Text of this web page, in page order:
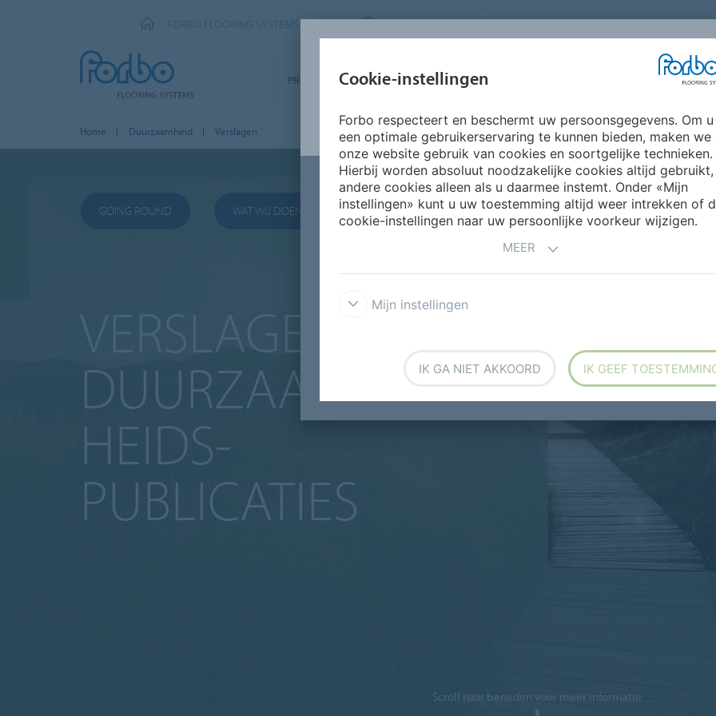
NETHERLANDS
PRODUCTEN SEGMENTEN
INSPIRATIE &
REFERENTIES
DUURZAAMHEID
Home Duurzaamheid Verslagen
GOING ROUND WAT WIJ DOEN VERSLAGEN CO2 CALCULATOR FAQ
VERSLAGEN EN
DUURZAAM-
HEIDS-
PUBLICATIES
Scroll naar beneden voor meer informatie
Cookie-instellingen
Forbo respecteert en beschermt uw persoonsgegevens. Om u
een optimale gebruikerservaring te kunnen bieden, maken we
onze website gebruik van cookies en soortgelijke technieken.
Hierbij worden absoluut noodzakelijke cookies altijd gebruikt,
andere cookies alleen als u daarmee instemt. Onder «Mijn
instellingen» kunt u uw toestemming altijd weer intrekken of
cookie-instellingen naar uw persoonlijke voorkeur wijzigen.
MEER
Mijn instellingen
IK GA NIET AKKOORD IK GEEF